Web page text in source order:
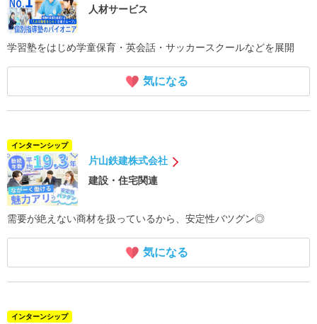
人材サービス
学習塾をはじめ学童保育・英会話・サッカースクールなどを展開
気になる
インターンシップ
片山鉄建株式会社
建設・住宅関連
需要が絶えない商材を扱っているから、安定性バツグン◎
気になる
インターンシップ